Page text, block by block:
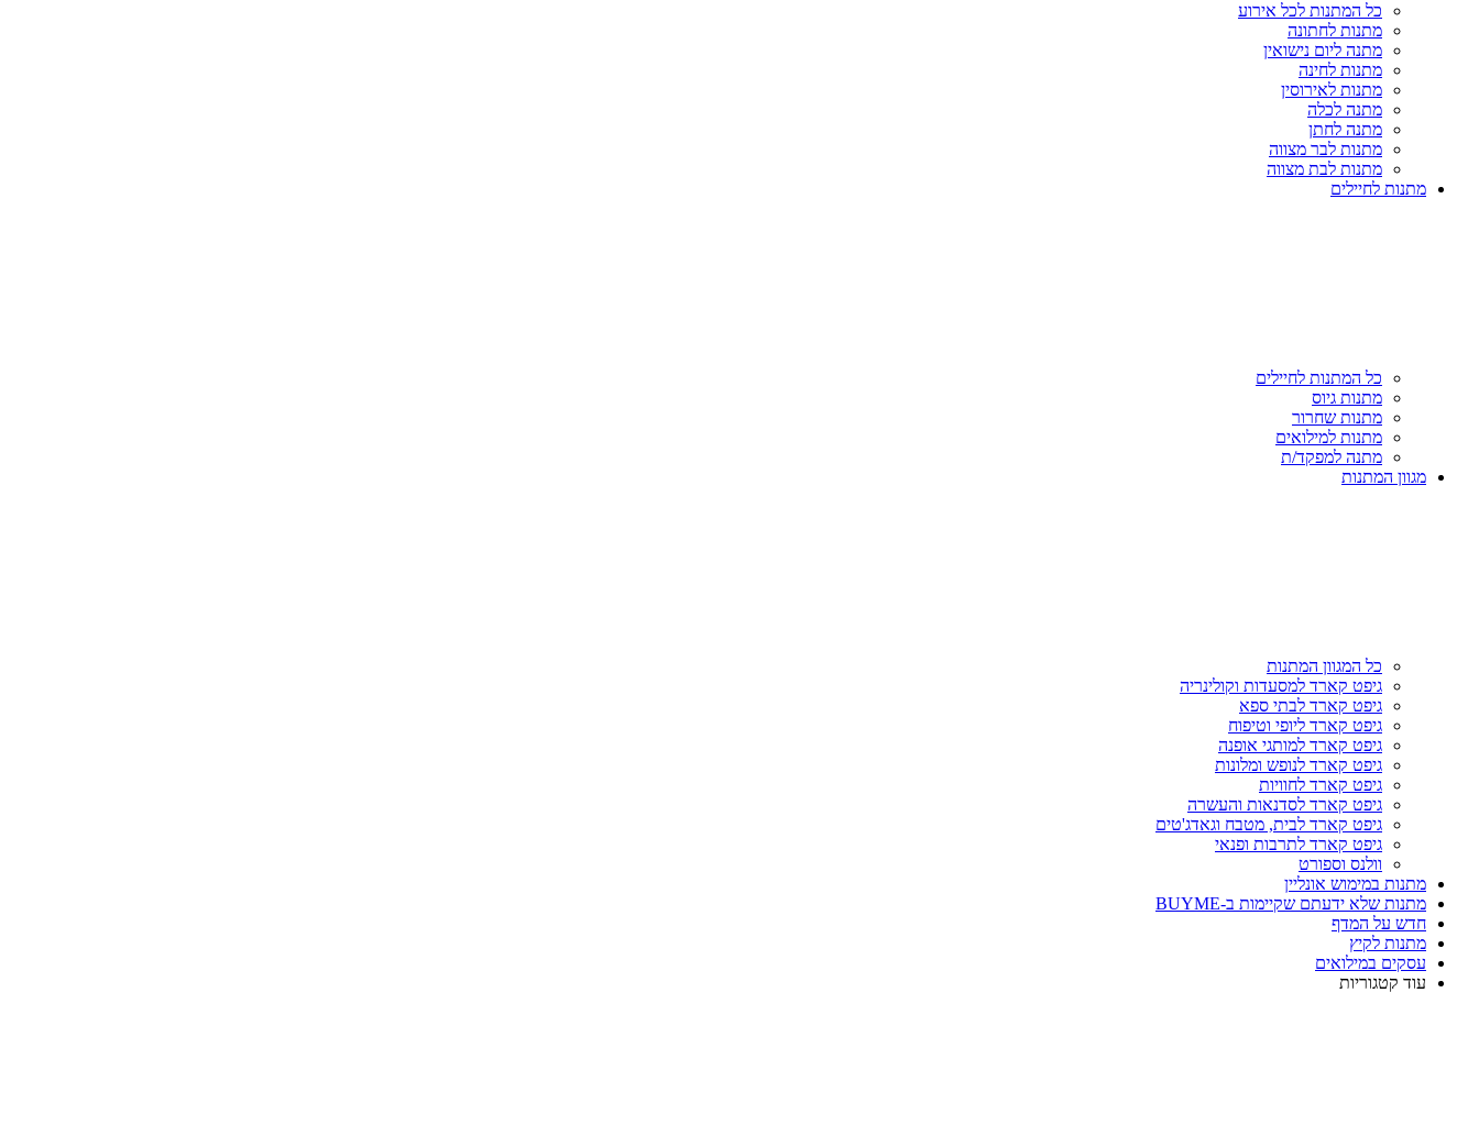
כל המתנות לכל אירוע
מתנות לחתונה
מתנה ליום נישואין
מתנות לחינה
מתנות לאירוסין
מתנה לכלה
מתנה לחתן
מתנות לבר מצווה
מתנות לבת מצווה
מתנות לחיילים
כל המתנות לחיילים
מתנות גיוס
מתנות שחרור
מתנות למילואים
מתנה למפקד/ת
מגוון המתנות
כל המגוון המתנות
גיפט קארד למסעדות וקולינריה
גיפט קארד לבתי ספא
גיפט קארד ליופי וטיפוח
גיפט קארד למותגי אופנה
גיפט קארד לנופש ומלונות
גיפט קארד לחוויות
גיפט קארד לסדנאות והעשרה
גיפט קארד לבית, מטבח וגאדג'טים
גיפט קארד לתרבות ופנאי
וולנס וספורט
מתנות במימוש אונליין
מתנות שלא ידעתם שקיימות ב-BUYME
חדש על המדף
מתנות לקיץ
עסקים במילואים
עוד קטגוריות